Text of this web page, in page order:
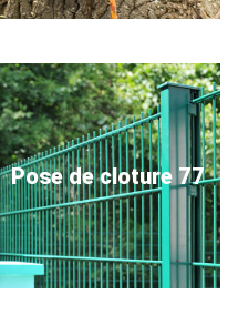
Pose de cloture 77